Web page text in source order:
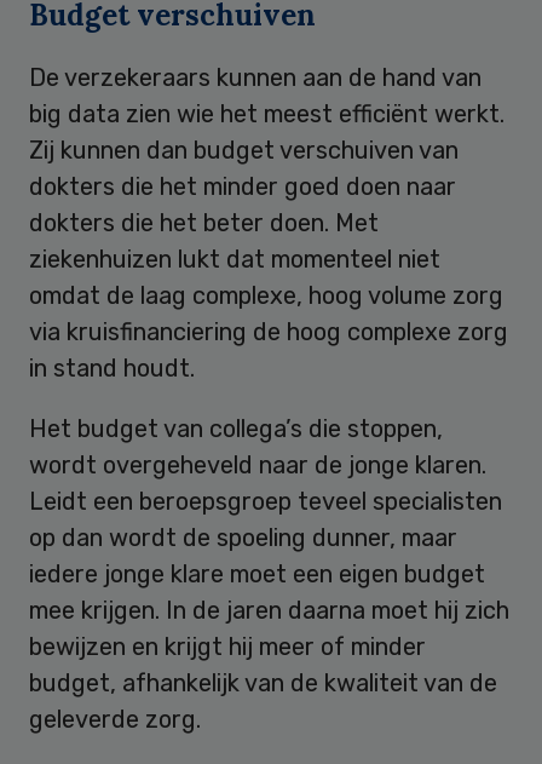
Budget verschuiven
De verzekeraars kunnen aan de hand van
big data zien wie het meest efficiënt werkt.
Zij kunnen dan budget verschuiven van
dokters die het minder goed doen naar
dokters die het beter doen. Met
ziekenhuizen lukt dat momenteel niet
omdat de laag complexe, hoog volume zorg
via kruisfinanciering de hoog complexe zorg
in stand houdt.
Het budget van collega’s die stoppen,
wordt overgeheveld naar de jonge klaren.
Leidt een beroepsgroep teveel specialisten
op dan wordt de spoeling dunner, maar
iedere jonge klare moet een eigen budget
mee krijgen. In de jaren daarna moet hij zich
bewijzen en krijgt hij meer of minder
budget, afhankelijk van de kwaliteit van de
geleverde zorg.